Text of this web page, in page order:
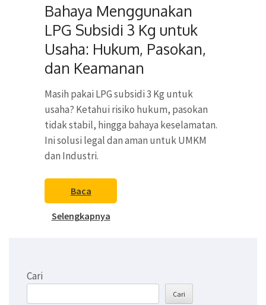
Bahaya Menggunakan
LPG Subsidi 3 Kg untuk
Usaha: Hukum, Pasokan,
dan Keamanan
Masih pakai LPG subsidi 3 Kg untuk
usaha? Ketahui risiko hukum, pasokan
tidak stabil, hingga bahaya keselamatan.
Ini solusi legal dan aman untuk UMKM
dan Industri.
Baca
Selengkapnya
Cari
Cari